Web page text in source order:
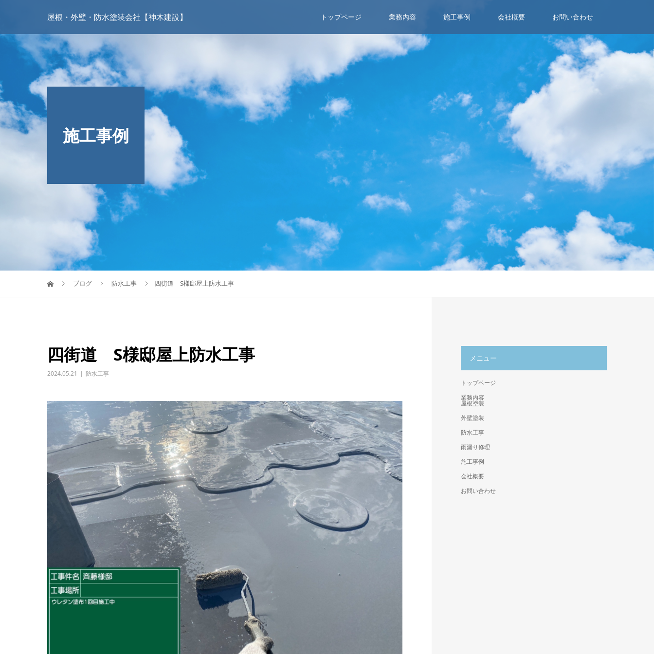
屋根・外壁・防水塗装会社【神木建設】 トップページ 業務内容 施工事例 会社概要 お問い合わせ
施工事例
ブログ 防水工事 四街道 S様邸屋上防水工事
四街道 S様邸屋上防水工事
2024.05.21 防水工事
メニュー
トップページ
業務内容
屋根塗装
外壁塗装
防水工事
雨漏り修理
施工事例
会社概要
お問い合わせ